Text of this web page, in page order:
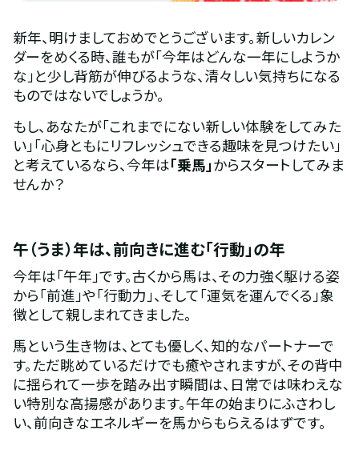
新年、明けましておめでとうございます。新しいカレン
ダーをめくる時、誰もが「今年はどんな一年にしようか
な」と少し背筋が伸びるような、清々しい気持ちになる
ものではないでしょうか。
もし、あなたが「これまでにない新しい体験をしてみた
い」「心身ともにリフレッシュできる趣味を見つけたい」
と考えているなら、今年は「乗馬」からスタートしてみま
せんか？
午（うま）年は、前向きに進む「行動」の年
今年は「午年」です。古くから馬は、その力強く駆ける姿
から「前進」や「行動力」、そして「運気を運んでくる」象
徴として親しまれてきました。
馬という生き物は、とても優しく、知的なパートナーで
す。ただ眺めているだけでも癒やされますが、その背中
に揺られて一歩を踏み出す瞬間は、日常では味わえな
い特別な高揚感があります。午年の始まりにふさわし
い、前向きなエネルギーを馬からもらえるはずです。